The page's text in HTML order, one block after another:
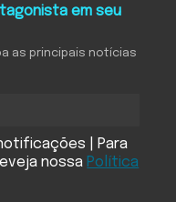
em seu
as principais notícias
| Para
nossa Política